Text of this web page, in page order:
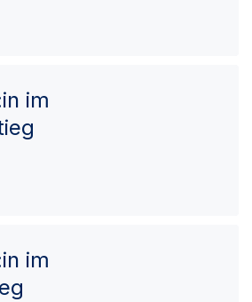
im
im